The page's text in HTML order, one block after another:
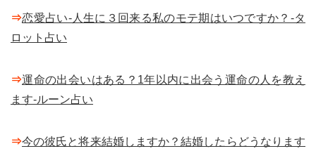
⇒恋愛占い-人生に３回来る私のモテ期はいつですか？-タ
ロット占い
⇒運命の出会いはある？1年以内に出会う運命の人を教え
ます-ルーン占い
⇒今の彼氏と将来結婚しますか？結婚したらどうなります